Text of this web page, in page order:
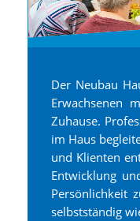
Der Neubau
Erwachsenen
Zuhause.
im Haus
und Klienten
Entwicklung
Persönlichkeit
selbstständig